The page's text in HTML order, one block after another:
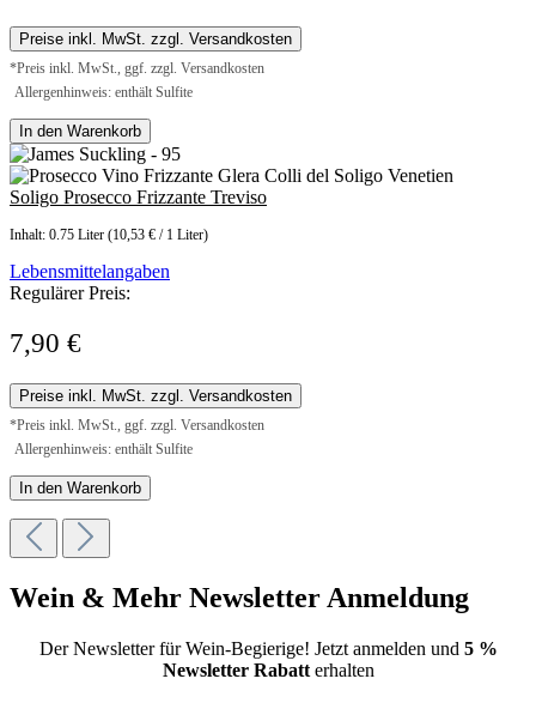
Preise inkl. MwSt. zzgl. Versandkosten
*Preis inkl. MwSt., ggf. zzgl. Versandkosten
Allergenhinweis: enthält Sulfite
In den Warenkorb
Soligo Prosecco Frizzante Treviso
Inhalt: 0.75 Liter (10,53 € / 1 Liter)
Lebensmittelangaben
Regulärer Preis:
7,90 €
Preise inkl. MwSt. zzgl. Versandkosten
*Preis inkl. MwSt., ggf. zzgl. Versandkosten
Allergenhinweis: enthält Sulfite
In den Warenkorb
Wein & Mehr Newsletter Anmeldung
Der Newsletter für Wein-Begierige! Jetzt anmelden und 5 %
Newsletter Rabatterhalten